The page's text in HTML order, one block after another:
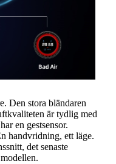
Den stora bländaren
är tydlig med
en gestsensor.
handvridning, ett läge.
det senaste